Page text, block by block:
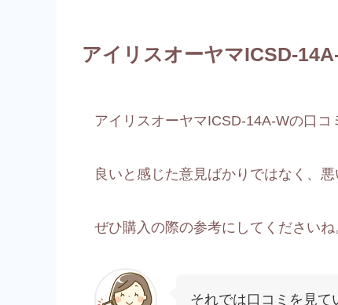
アイリスオーヤマICSD-
アイリスオーヤマICSD-14A-Wの口コ
良いと感じた意見ばかりではなく、
ぜひ購入の際の参考にしてくださいね
それでは口コミを見て